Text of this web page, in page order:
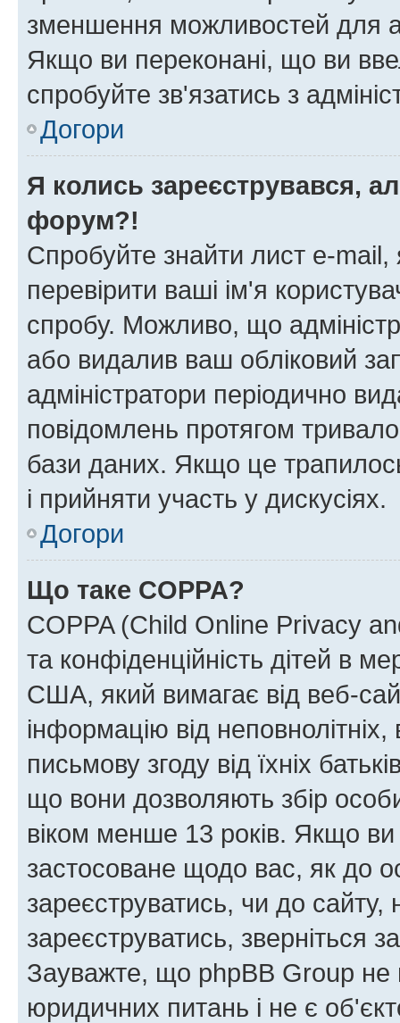
зменшення можливостей для
Якщо ви переконані, що ви
спробуйте зв'язатись з
Догори
Я колись зареєструвався,
форум?!
Спробуйте знайти лист e-mail,
перевірити ваші ім'я
спробу. Можливо, що
або видалив ваш обліковий
адміністратори періодично
повідомлень протягом
бази даних. Якщо це
і прийняти участь у дискусіях.
Догори
Що таке COPPA?
COPPA (Child Online Privacy
та конфіденційність дітей в
США, який вимагає від веб-
інформацію від
письмову згоду від їхніх
що вони дозволяють збір
віком менше 13 років. Якщо
застосоване щодо вас, як до
зареєструватись, чи до
зареєструватись, зверніться
Зауважте, що phpBB Group не
юридичних питань і не є